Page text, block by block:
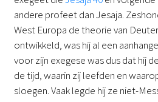
andere profeet dan Jesaja.
West Europa de theorie van
ontwikkeld, was hij al een
voor zijn exegese was dus dat hij
de tijd, waarin zij leefden en
sloegen. Vaak legde hij ze niet-